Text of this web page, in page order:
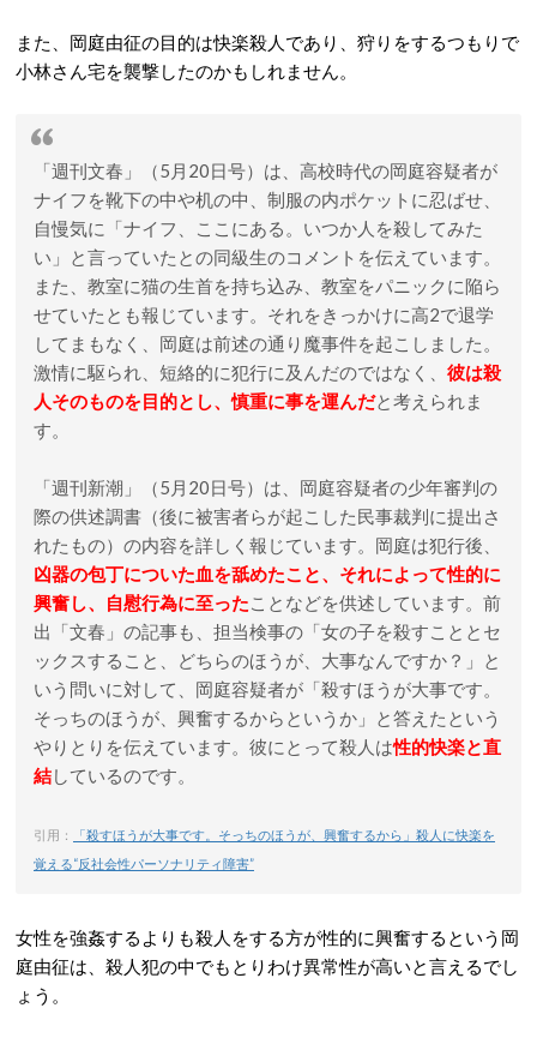
また、岡庭由征の目的は快楽殺人であり、 狩りをするつもりで
小林さん宅を襲撃したのかもしれません。
「週刊文春」（5月20日号）は、高校時代の岡庭容疑者が
ナイフを靴下の中や机の中、制服の内ポケットに忍ばせ、
自慢気に「ナイフ、ここにある。いつか人を殺してみた
い」と言っていたとの同級生のコメントを伝えています。
また、教室に猫の生首を持ち込み、教室をパニックに陥ら
せていたとも報じています。それをきっかけに高2で退学
してまもなく、岡庭は前述の通り魔事件を起こしました。
激情に駆られ、短絡的に犯行に及んだのではなく、 彼は殺
人そのものを目的とし、慎重に事を運んだと考えられま
す。
「週刊新潮」（5月20日号）は、岡庭容疑者の少年審判の
際の供述調書（後に被害者らが起こした民事裁判に提出さ
れたもの）の内容を詳しく報じています。岡庭は犯行後、
凶器の包丁についた血を舐めたこと、それによって性的に
興奮し、自慰行為に至ったことなどを供述しています。前
出「文春」の記事も、担当検事の「女の子を殺すこととセ
ックスすること、どちらのほうが、大事なんですか？」と
いう問いに対して、岡庭容疑者が「殺すほうが大事です。
そっちのほうが、興奮するからというか」と答えたという
やりとりを伝えています。彼にとって殺人は性的快楽と直
結しているのです。
引用：
「殺すほうが大事です。そっちのほうが、興奮するから」殺人に快楽を
覚える“反社会性パーソナリティ障害”
女性を強姦するよりも殺人をする方が性的に興奮するという 岡
庭由征は、殺人犯の中でもとりわけ異常性が高いと言えるでし
ょう。